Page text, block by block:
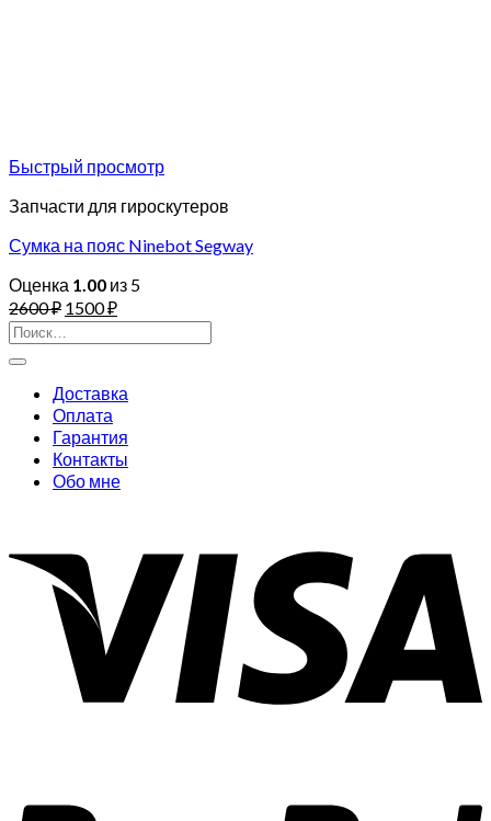
Быстрый просмотр
Запчасти для гироскутеров
Сумка на пояс Ninebot Segway
Оценка 1.00 из 5
2600₽ 1500₽
Искать:
Доставка
Оплата
Гарантия
Контакты
Обо мне